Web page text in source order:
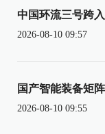
中国环流三号跨
2026-08-10 09:57
国产智能装备矩
2026-08-10 09:55